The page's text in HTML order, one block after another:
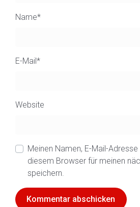
Name*
E-Mail*
Website
Meinen Namen, E-Mail-
diesem Browser für meinen
speichern.